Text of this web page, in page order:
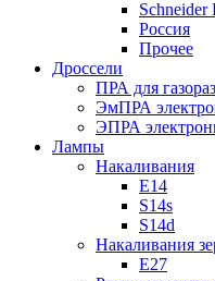
Schneider
Россия
Прочее
Дроссели
ПРА для
ЭмПРА
ЭПРА
Лампы
Накаливания
Е14
S14s
S14d
Накаливания
Е27